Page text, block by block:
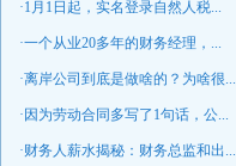
·1月1日起，实名登录自然人税...
·一个从业20多年的财务经理，...
·离岸公司到底是做啥的？为啥很...
·因为劳动合同多写了1句话，公...
·财务人薪水揭秘：财务总监和出...